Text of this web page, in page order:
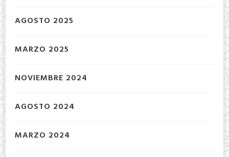
AGOSTO 2025
MARZO 2025
NOVIEMBRE 2024
AGOSTO 2024
MARZO 2024